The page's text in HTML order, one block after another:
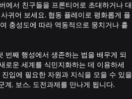
에서 친구들을 프론티어로 초대하거나 대
귀어 보세요. 협동 플레이로 평화롭게 플
충성도에 따라 역동적으로 뭉치거나 흩
번째 행성에서 생존하는 법을 배우게 되
로운 세계를 식민지화하는 데 이용하세
입에 필요한 자원과 지식을 모을 수 있을
계, 보스, 도전과제를 만나게 됩니다.